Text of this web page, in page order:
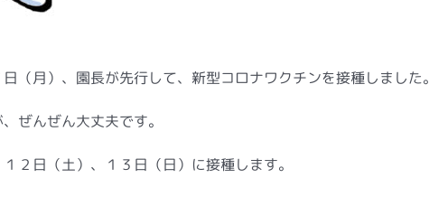
（月）、園長が先行して、新型コロナワクチンを接種しました。
ぜんぜん大丈夫です。
２日（土）、１３日（日）に接種します。